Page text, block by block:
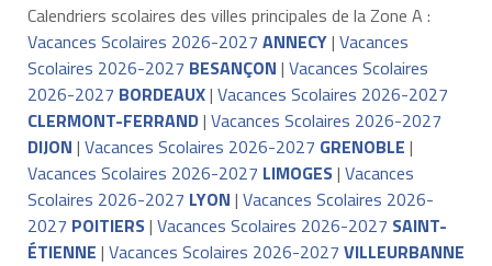
Calendriers scolaires des villes principales de la Zone A :
Vacances Scolaires 2026-2027 ANNECY| Vacances
Scolaires 2026-2027 BESANÇON | Vacances Scolaires
2026-2027 BORDEAUX| Vacances Scolaires 2026-2027
CLERMONT-FERRAND| Vacances Scolaires 2026-2027
DIJON | Vacances Scolaires 2026-2027 GRENOBLE |
Vacances Scolaires 2026-2027 LIMOGES| Vacances
Scolaires 2026-2027 LYON | Vacances Scolaires 2026-
2027 POITIERS| Vacances Scolaires 2026-2027 SAINT-
ÉTIENNE | Vacances Scolaires 2026-2027 VILLEURBANNE